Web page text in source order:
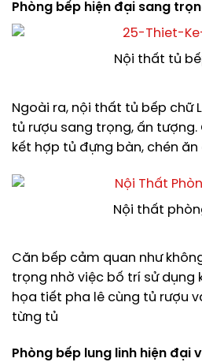
Phòng bếp hiện đại sang
Nội thất tủ
Ngoài ra, nội thất tủ bếp chữ
tủ rượu sang trọng, ấn
kết hợp tủ đựng bàn, chén
Nội thất
Căn bếp cảm quan như
trọng nhờ việc bố trí sử dụng
họa tiết pha lê cùng tủ rượu
từng tủ
Phòng bếp lung linh hiện đại